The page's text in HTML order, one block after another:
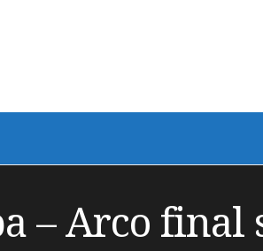
– Arco